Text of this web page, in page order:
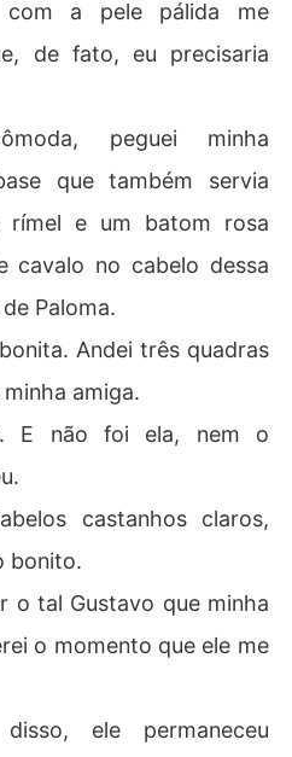
com a pele pálida me
de fato, eu precisaria
peguei minha
que também servia
rímel e um batom rosa
cavalo no cabelo dessa
Paloma.
Andei três quadras
amiga.
E não foi ela, nem o
castanhos claros,
bonito.
o tal Gustavo que minha
o momento que ele me
ele permaneceu